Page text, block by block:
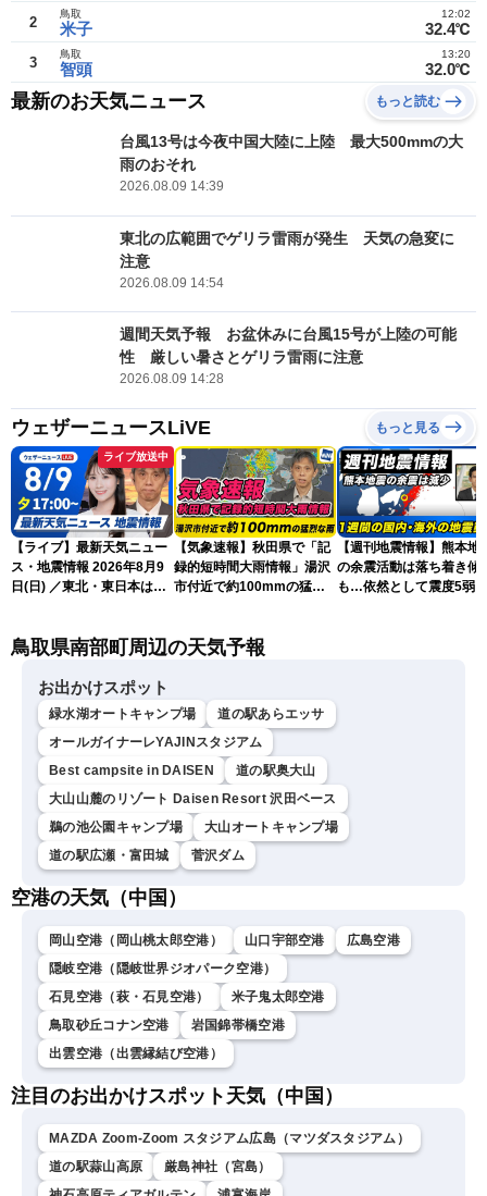
2 米子
鳥取
32.4℃
12:02
3 智頭
鳥取
32.0℃
13:20
最新のお天気ニュース もっと読む
台風13号は今夜中国大陸に上陸 最大500mmの大
雨のおそれ
2026.08.09 14:39
東北の広範囲でゲリラ雷雨が発生 天気の急変に
注意
2026.08.09 14:54
週間天気予報 お盆休みに台風15号が上陸の可能
性 厳しい暑さとゲリラ雷雨に注意
2026.08.09 14:28
ウェザーニュースLiVE もっと見る
ライブ放送中
【ライブ】最新天気ニュー
ス・地震情報 2026年8月9
日(日) ／東北・東日本は急
北美月／芳野達郎〉
【気象速報】秋田県で「記
録的短時間大雨情報」湯沢
市付近で約100mmの猛烈
【週刊地震情報】熊本地
の余震活動は落ち着き傾
も…依然として震度5弱警
鳥取県南部町周辺の天気予報
お出かけスポット
緑水湖オートキャンプ場
道の駅あらエッサ
オールガイナーレYAJINスタジアム
Best campsite in DAISEN
道の駅奥大山
大山山麓のリゾート Daisen Resort 沢田ベース
鵜の池公園キャンプ場
大山オートキャンプ場
道の駅広瀬・富田城
菅沢ダム
空港の天気（中国）
岡山空港（岡山桃太郎空港） 山口宇部空港
広島空港
隠岐空港（隠岐世界ジオパーク空港）
石見空港（萩・石見空港）
米子鬼太郎空港
鳥取砂丘コナン空港
岩国錦帯橋空港
出雲空港（出雲縁結び空港）
注目のお出かけスポット天気（中国）
MAZDA Zoom-Zoom スタジアム広島（マツダスタジアム）
道の駅蒜山高原
厳島神社（宮島）